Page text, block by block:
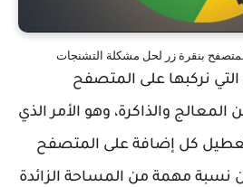
بنقرة زر لحل مشكلة التشنجات
نركبها على المتصفح
والذاكرة، وهو الأمر الذي
تعطيل كل إضافة على المتصفح
مهمة من المساحة الزائدة